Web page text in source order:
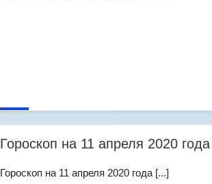
Гороскоп на 11 апреля 2020 года
Гороскоп на 11 апреля 2020 года [...]